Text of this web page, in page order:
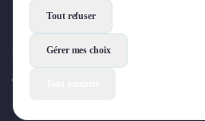
Tout refuser
Gérer mes choix
© 2026 Trustfolio. Tous droits réservés.